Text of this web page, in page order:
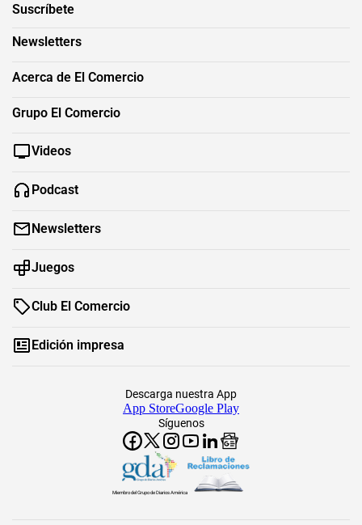
Suscríbete
Newsletters
Acerca de El Comercio
Grupo El Comercio
Videos
Podcast
Newsletters
Juegos
Club El Comercio
Edición impresa
Síguenos
Descarga nuestra App
App StoreGoogle Play
Miembro del Grupo de Diarios América